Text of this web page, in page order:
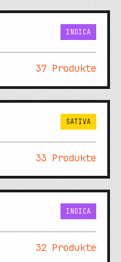
INDICA
37 Produkte
SATIVA
33 Produkte
INDICA
32 Produkte